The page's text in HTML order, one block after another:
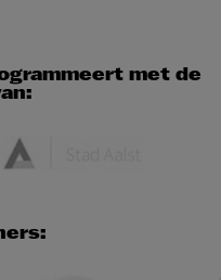
met de